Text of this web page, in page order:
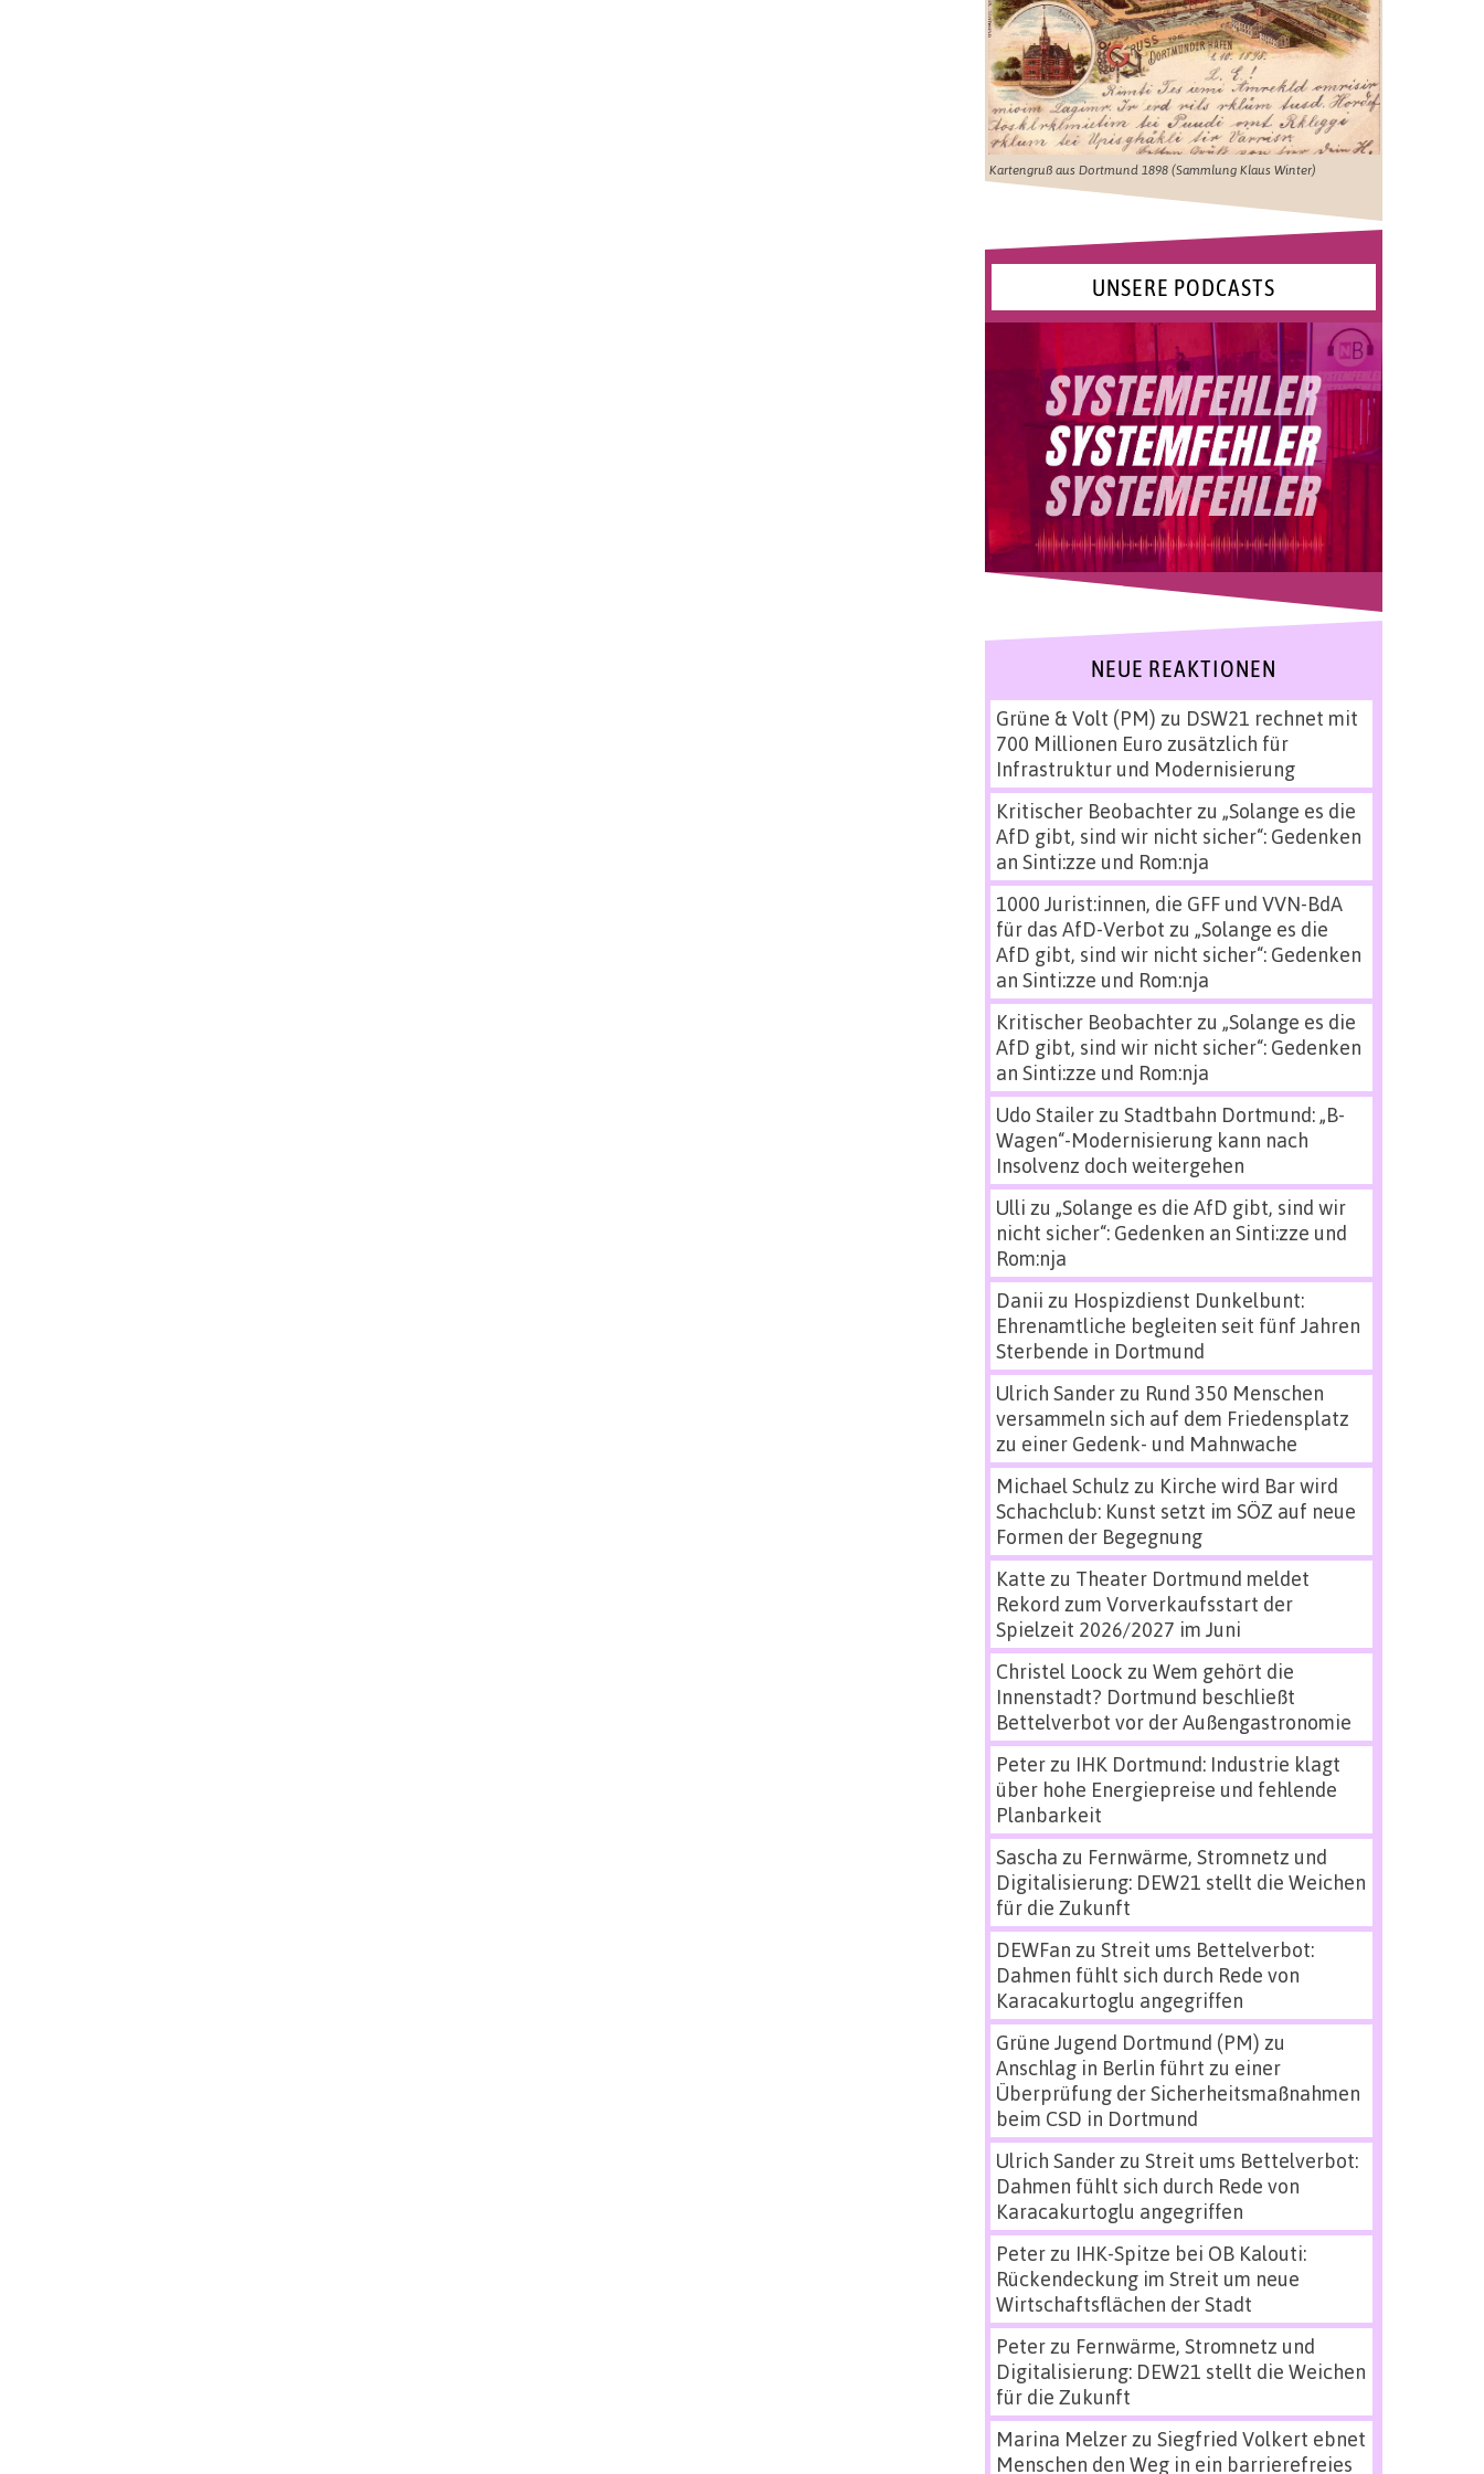
Kartengruß aus Dortmund 1898 (Sammlung Klaus Winter)
UNSERE PODCASTS
NEUE REAKTIONEN
Grüne & Volt (PM) zu DSW21 rechnet mit
700 Millionen Euro zusätzlich für
Infrastruktur und Modernisierung
Kritischer Beobachterzu „Solange es die
AfD gibt, sind wir nicht sicher“: Gedenken
an Sinti:zze und Rom:nja
1000 Jurist:innen, die GFF und VVN-BdA
für das AfD-Verbot zu „Solange es die
AfD gibt, sind wir nicht sicher“: Gedenken
an Sinti:zze und Rom:nja
Kritischer Beobachterzu „Solange es die
AfD gibt, sind wir nicht sicher“: Gedenken
an Sinti:zze und Rom:nja
Udo Stailerzu Stadtbahn Dortmund: „B-
Wagen“-Modernisierung kann nach
Insolvenz doch weitergehen
Ulli zu „Solange es die AfD gibt, sind wir
nicht sicher“: Gedenken an Sinti:zze und
Rom:nja
Danii zu Hospizdienst Dunkelbunt:
Ehrenamtliche begleiten seit fünf Jahren
Sterbende in Dortmund
Ulrich Sanderzu Rund 350 Menschen
versammeln sich auf dem Friedensplatz
zu einer Gedenk- und Mahnwache
Michael Schulz zu Kirche wird Bar wird
Schachclub: Kunst setzt im SÖZ auf neue
Formen der Begegnung
Katte zu Theater Dortmund meldet
Rekord zum Vorverkaufsstart der
Spielzeit 2026/2027 im Juni
Christel Loock zu Wem gehört die
Innenstadt? Dortmund beschließt
Bettelverbot vor der Außengastronomie
Peterzu IHK Dortmund: Industrie klagt
über hohe Energiepreise und fehlende
Planbarkeit
Sascha zu Fernwärme, Stromnetz und
Digitalisierung: DEW21 stellt die Weichen
für die Zukunft
DEWFan zu Streit ums Bettelverbot:
Dahmen fühlt sich durch Rede von
Karacakurtoglu angegriffen
Grüne Jugend Dortmund (PM) zu
Anschlag in Berlin führt zu einer
Überprüfung der Sicherheitsmaßnahmen
beim CSD in Dortmund
Ulrich Sanderzu Streit ums Bettelverbot:
Dahmen fühlt sich durch Rede von
Karacakurtoglu angegriffen
Peterzu IHK-Spitze bei OB Kalouti:
Rückendeckung im Streit um neue
Wirtschaftsflächen der Stadt
Peterzu Fernwärme, Stromnetz und
Digitalisierung: DEW21 stellt die Weichen
für die Zukunft
Marina Melzerzu Siegfried Volkert ebnet
Menschen den Weg in ein barrierefreies